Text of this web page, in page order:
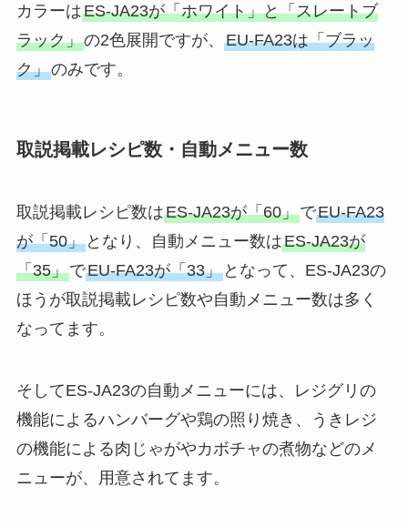
カラーはES-JA23が「ホワイト」と「スレートブ
ラック」の2色展開ですが、 EU-FA23は「ブラッ
ク」のみです。
取説掲載レシピ数・自動メニュー数
取説掲載レシピ数はES-JA23が「60」でEU-FA23
が「50」となり、自動メニュー数はES-JA23が
「35」でEU-FA23が「33」となって、ES-JA23の
ほうが取説掲載レシピ数や自動メニュー数は多く
なってます。
そしてES-JA23の自動メニューには、レジグリの
機能によるハンバーグや鶏の照り焼き、うきレジ
の機能による肉じゃがやカボチャの煮物などのメ
ニューが、用意されてます。